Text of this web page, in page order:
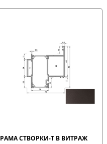
РАМА СТВОРКИ-Т В ВИТРАЖ